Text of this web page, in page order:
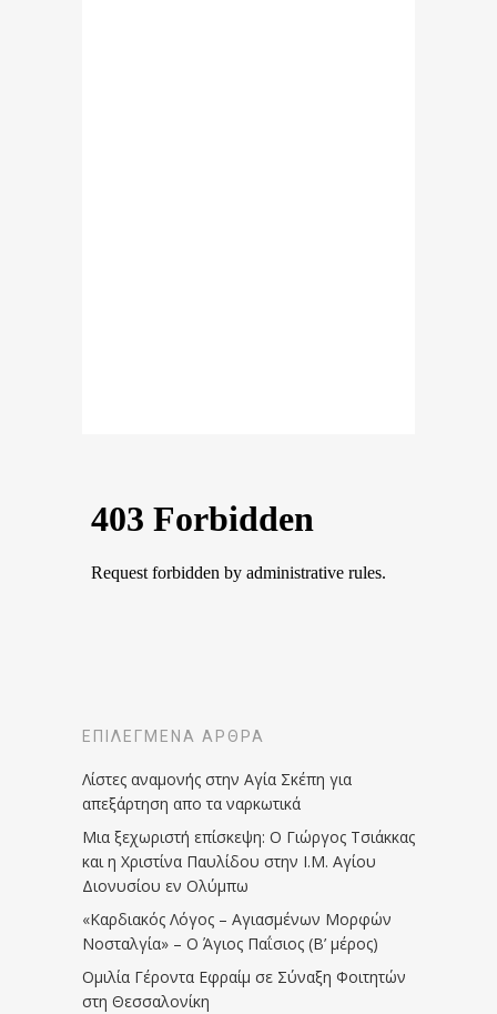
ΕΠΙΛΕΓΜΈΝΑ ΆΡΘΡΑ
Λίστες αναμονής στην Αγία Σκέπη για
απεξάρτηση απο τα ναρκωτικά
Μια ξεχωριστή επίσκεψη: Ο Γιώργος Τσιάκκας
και η Χριστίνα Παυλίδου στην Ι.Μ. Αγίου
Διονυσίου εν Ολύμπω
«Καρδιακός Λόγος – Αγιασμένων Μορφών
Νοσταλγία» – Ο Άγιος Παΐσιος (Β’ μέρος)
Ομιλία Γέροντα Εφραίμ σε Σύναξη Φοιτητών
στη Θεσσαλονίκη